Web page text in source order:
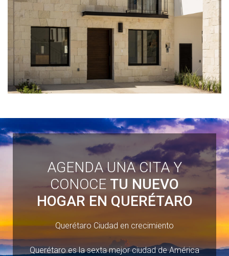
AGENDA UNA CITA Y
CONOCE TU NUEVO
HOGAR EN QUERÉTARO
Querétaro Ciudad en crecimiento
Querétaro es la sexta mejor ciudad de América